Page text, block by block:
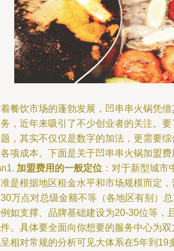
餐饮市场的蓬勃发展，凹串串火锅凭
，近年来吸引了不少创业者的关注。要
，其实不仅仅是数字的加法，更需要
项成本。下面是关于凹串串火锅加盟
加盟费用的一般定位 ：对于新型城
是根据地区租金水平和市场规模而定
万点对总级金额不等（各地区有别）
如支撑、品牌基础建设为20-30位等，
。具体要全面向你想要的服务中心为
相对常规的分析可见大体系在5年到19